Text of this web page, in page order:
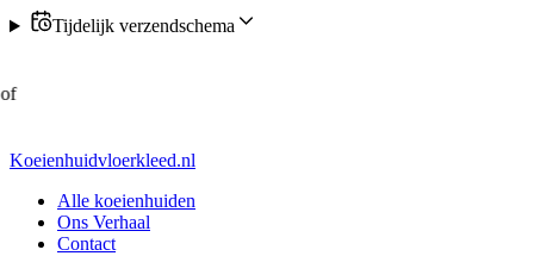
Tijdelijk verzendschema
Koeienhuidvloerkleed.nl
Alle koeienhuiden
Ons Verhaal
Contact